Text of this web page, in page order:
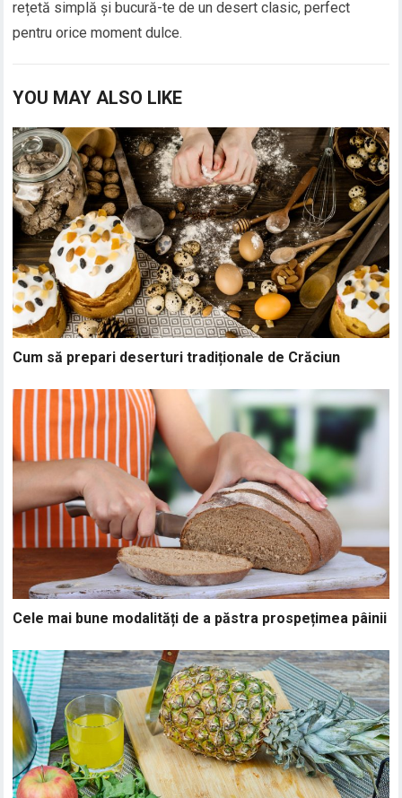
rețetă simplă și bucură-te de un desert clasic, perfect
pentru orice moment dulce.
YOU MAY ALSO LIKE
Cum să prepari deserturi tradiționale de Crăciun
Cele mai bune modalități de a păstra prospețimea pâinii